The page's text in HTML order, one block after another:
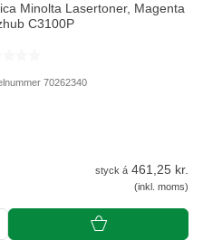
Minolta Lasertoner, Magenta
C3100P
70262340
styck á 461,25 kr.
(inkl. moms)